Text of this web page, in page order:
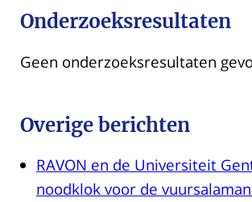
Onderzoeksresultaten
Geen onderzoeksresultaten
Overige berichten
RAVON en de Universiteit
noodklok voor de